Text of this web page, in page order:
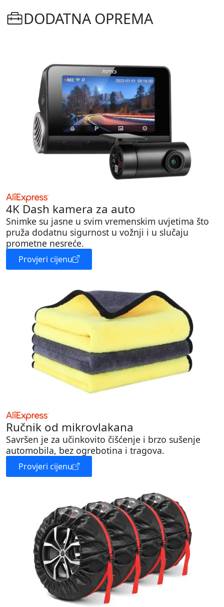
DODATNA OPREMA
4K Dash kamera za auto
Snimke su jasne u svim vremenskim uvjetima što
pruža dodatnu sigurnost u vožnji i u slučaju
prometne nesreće.
Provjeri cijenu
Ručnik od mikrovlakana
Savršen je za učinkovito čišćenje i brzo sušenje
automobila, bez ogrebotina i tragova.
Provjeri cijenu